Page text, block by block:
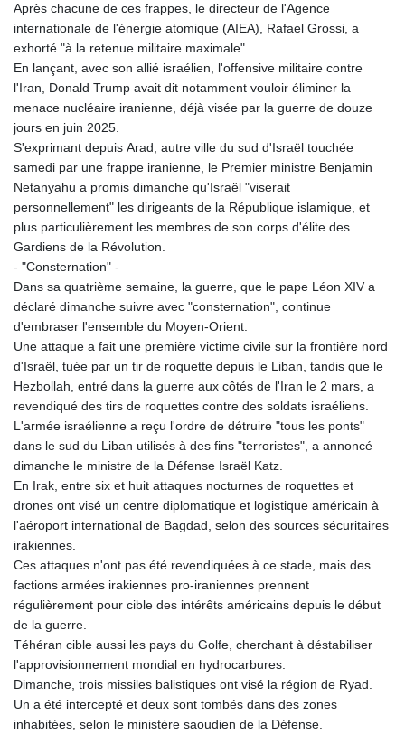
Après chacune de ces frappes, le directeur de l'Agence
internationale de l'énergie atomique (AIEA), Rafael Grossi, a
exhorté "à la retenue militaire maximale".
En lançant, avec son allié israélien, l'offensive militaire contre
l'Iran, Donald Trump avait dit notamment vouloir éliminer la
menace nucléaire iranienne, déjà visée par la guerre de douze
jours en juin 2025.
S'exprimant depuis Arad, autre ville du sud d'Israël touchée
samedi par une frappe iranienne, le Premier ministre Benjamin
Netanyahu a promis dimanche qu'Israël "viserait
personnellement" les dirigeants de la République islamique, et
plus particulièrement les membres de son corps d'élite des
Gardiens de la Révolution.
- "Consternation" -
Dans sa quatrième semaine, la guerre, que le pape Léon XIV a
déclaré dimanche suivre avec "consternation", continue
d'embraser l'ensemble du Moyen-Orient.
Une attaque a fait une première victime civile sur la frontière nord
d'Israël, tuée par un tir de roquette depuis le Liban, tandis que le
Hezbollah, entré dans la guerre aux côtés de l'Iran le 2 mars, a
revendiqué des tirs de roquettes contre des soldats israéliens.
L'armée israélienne a reçu l'ordre de détruire "tous les ponts"
dans le sud du Liban utilisés à des fins "terroristes", a annoncé
dimanche le ministre de la Défense Israël Katz.
En Irak, entre six et huit attaques nocturnes de roquettes et
drones ont visé un centre diplomatique et logistique américain à
l'aéroport international de Bagdad, selon des sources sécuritaires
irakiennes.
Ces attaques n'ont pas été revendiquées à ce stade, mais des
factions armées irakiennes pro-iraniennes prennent
régulièrement pour cible des intérêts américains depuis le début
de la guerre.
Téhéran cible aussi les pays du Golfe, cherchant à déstabiliser
l'approvisionnement mondial en hydrocarbures.
Dimanche, trois missiles balistiques ont visé la région de Ryad.
Un a été intercepté et deux sont tombés dans des zones
inhabitées, selon le ministère saoudien de la Défense.